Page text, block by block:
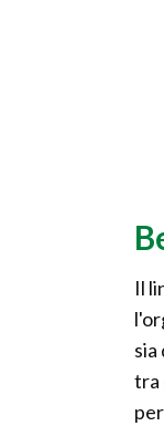
Il
sia
tra